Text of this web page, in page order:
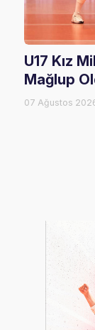
U17 Kız
Mağlup
07 Ağustos